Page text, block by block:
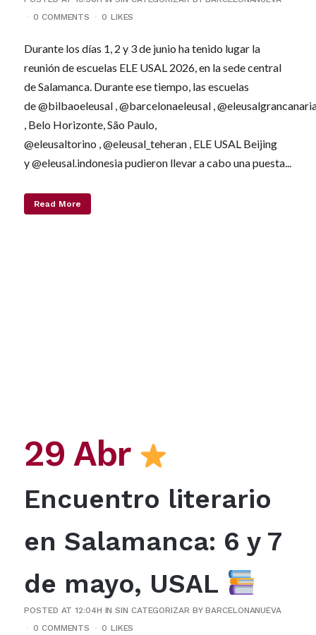
0 COMMENTS
0 LIKES
Durante los días 1, 2 y 3 de junio ha tenido lugar la
reunión de escuelas ELE USAL 2026, en la sede central
de Salamanca. Durante ese tiempo, las escuelas
de @bilbaoeleusal , @barcelonaeleusal ,
, Belo Horizonte, São Paulo,
@eleusaltorino , @eleusal_teheran , ELE USAL Beijing
y @eleusal.indonesia pudieron llevar a cabo una puesta...
Read More
29 Abr
Encuentro literario
en Salamanca: 6 y 7
de mayo, USAL
POSTED AT 12:04H INSIN CATEGORIZAR BYBARCELONANUEVA
0 COMMENTS
0 LIKES